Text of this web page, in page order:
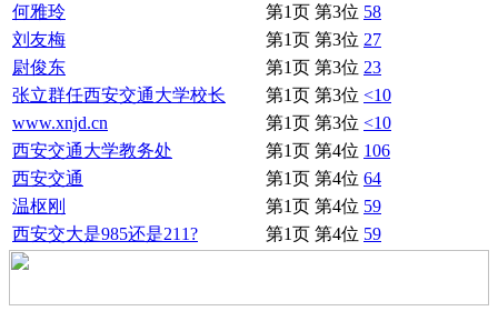
何雅玲
第1页 第3位 58
刘友梅
第1页 第3位 27
尉俊东
第1页 第3位 23
张立群任西安交通大学校长
第1页 第3位 <10
www.xnjd.cn
第1页 第3位 <10
西安交通大学教务处
第1页 第4位 106
西安交通
第1页 第4位 64
温枢刚
第1页 第4位 59
西安交大是985还是211?
第1页 第4位 59